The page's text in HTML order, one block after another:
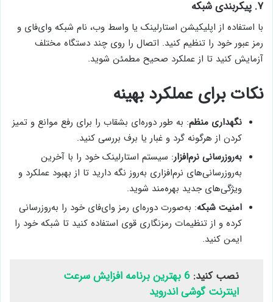
۷. پیکربندی شبکه
با استفاده از اپلیکیشن استارلینک یا واسط وب، نام شبکه وای‌فای و
رمز عبور خود را تنظیم کنید. اتصال را روی چند دستگاه مختلف
آزمایش کنید تا از عملکرد صحیح مطمئن شوید.
نکات برای عملکرد بهینه
نگهداری منظم: به طور دوره‌ای بشقاب را برای رفع موانع و تمیز
کردن از هرگونه گرد و غبار یا برف بررسی کنید.
به‌روزرسانی نرم‌افزار: سیستم استارلینک خود را با آخرین
به‌روزرسانی‌های نرم‌افزاری به‌روز نگه دارید تا از بهبود عملکرد و
ویژگی‌های جدید بهره‌مند شوید.
امنیت شبکه: به‌صورت دوره‌ای رمز وای‌فای خود را به‌روزرسانی
کرده و از تنظیمات رمزنگاری قوی استفاده کنید تا شبکه خود را
ایمن کنید.
نصب کنید:
6 بهترین برنامه افزایش سرعت
اینترنت گوشی اندروید